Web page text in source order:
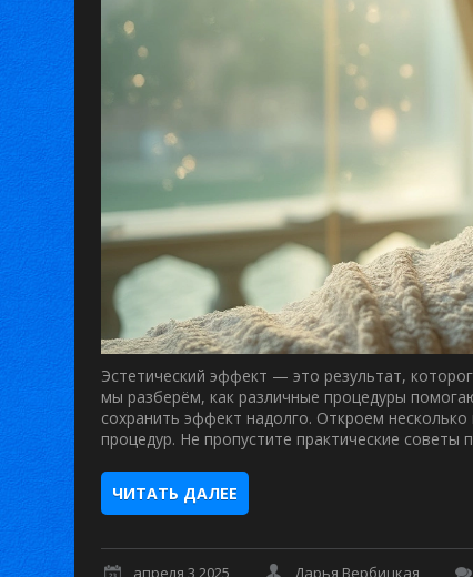
Эстетический эффект — это результат,
мы разберём, как различные процедуры
сохранить эффект надолго. Откроем
процедур. Не пропустите практические
ЧИТАТЬ ДАЛЕЕ